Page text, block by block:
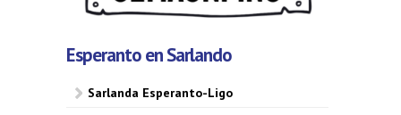
Esperanto en Sarlando
Sarlanda Esperanto-Ligo